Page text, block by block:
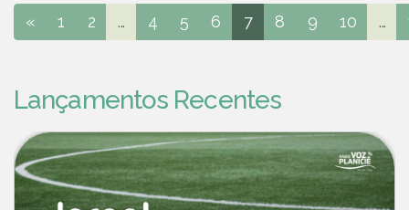
« 1 2 ... 4 5 6 7 8 9 10 ...
Lançamentos Recentes